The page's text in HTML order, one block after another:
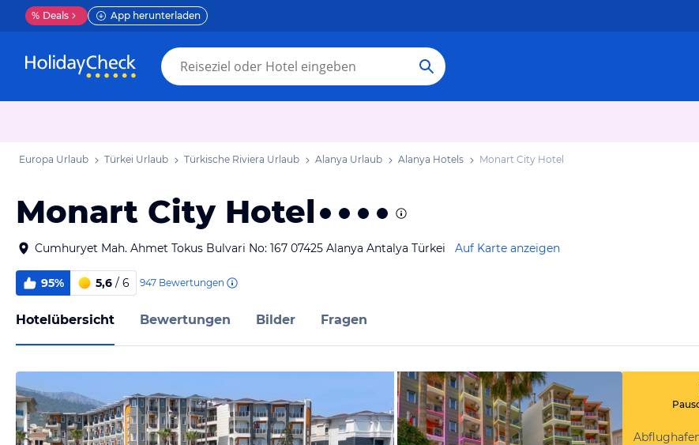
% Deals App herunterladen
Europa Urlaub Türkei Urlaub Türkische Riviera Urlaub Alanya Urlaub Alanya Hotels Monart City Hotel
Monart City Hotel
Cumhuryet Mah. Ahmet Tokus Bulvari No: 167 07425 Alanya Antalya Türkei Auf Karte anzeigen
95% 5,6 / 6 947 Bewertungen
Hotelübersicht Bewertungen Bilder Fragen